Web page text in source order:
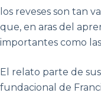
los reveses son tan
que, en aras del
importantes como
El relato parte de
fundacional de